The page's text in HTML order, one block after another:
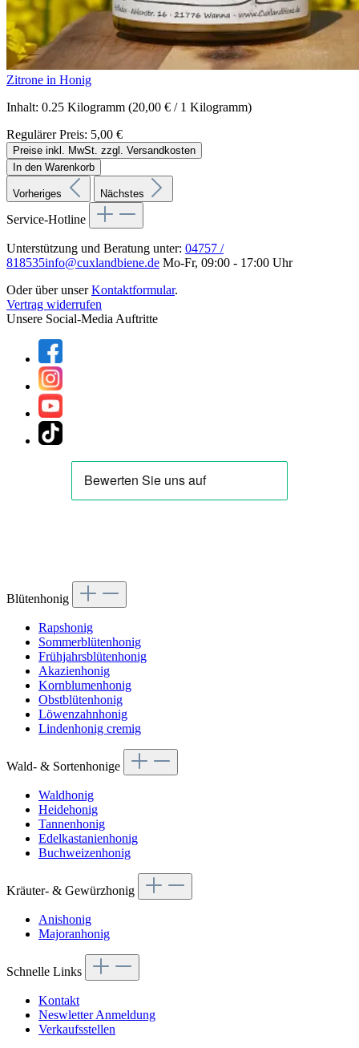
Zitrone in Honig
Inhalt: 0.25 Kilogramm (20,00 € / 1 Kilogramm)
Regulärer Preis: 5,00 €
Preise inkl. MwSt. zzgl. Versandkosten
In den Warenkorb
Vorheriges Nächstes
Service-Hotline
Unterstützung und Beratung unter: 04757 /
818535info@cuxlandbiene.de Mo-Fr, 09:00 - 17:00 Uhr
Oder über unserKontaktformular.
Vertrag widerrufen
Unsere Social-Media Auftritte
Blütenhonig
Rapshonig
Sommerblütenhonig
Frühjahrsblütenhonig
Akazienhonig
Kornblumenhonig
Obstblütenhonig
Löwenzahnhonig
Lindenhonig cremig
Wald- & Sortenhonige
Waldhonig
Heidehonig
Tannenhonig
Edelkastanienhonig
Buchweizenhonig
Kräuter- & Gewürzhonig
Anishonig
Majoranhonig
Schnelle Links
Kontakt
Neswletter Anmeldung
Verkaufsstellen